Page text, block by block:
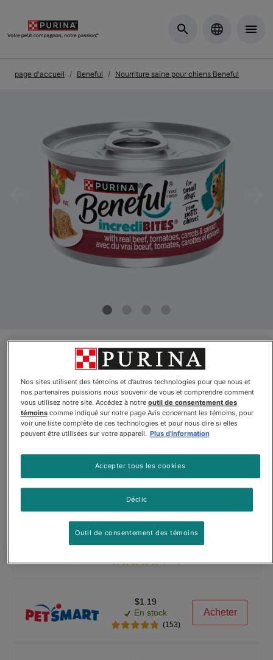
page d'accueil Beneful Nourriture saine pour chiens Beneful
Previous
Mise à jour du produit
Benefulᴹᴰ IncrediBitesᴹᴰ Pâté
avec du vrai bœuf nourriture
pour chiens
Benefulᴹᴰ IncrediBitesᴹᴰ Pâté avec du vrai bœuf nourriture
$1.07
En stock
(162)
Acheter
$1.19
En stock
(153)
Acheter
Nos sites utilisent des témoins et d’autres technologies pour que nous et
nos partenaires puissions nous souvenir de vous et comprendre comment
vous utilisez notre site. Accédez à notre outil de consentement des
témoinscomme indiqué sur notre page Avis concernant les témoins, pour
voir une liste complète de ces technologies et pour nous dire si elles
peuvent être utilisées sur votre appareil. Plus d'information
Déclic
Accepter tous les cookies
Outil de consentement des témoins